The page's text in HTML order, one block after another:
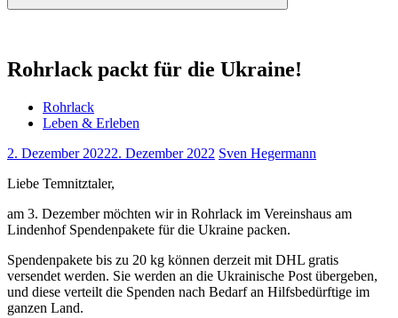
Suchen
Rohrlack packt für die Ukraine!
Rohrlack
Leben & Erleben
2. Dezember 20222. Dezember 2022 Sven Hegermann
Liebe Temnitztaler,
am 3. Dezember möchten wir in Rohrlack im Vereinshaus am
Lindenhof Spendenpakete für die Ukraine packen.
Spendenpakete bis zu 20 kg können derzeit mit DHL gratis
versendet werden. Sie werden an die Ukrainische Post übergeben,
und diese verteilt die Spenden nach Bedarf an Hilfsbedürftige im
ganzen Land.